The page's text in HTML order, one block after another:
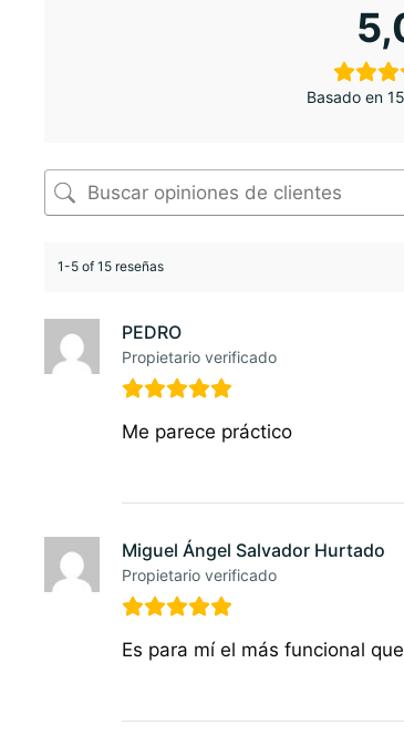
Basado en
1-5 of 15 reseñas
PEDRO
Propietario verificado
Me parece práctico
Miguel Ángel Salvador Hurtado
Propietario verificado
Es para mí el más funcional